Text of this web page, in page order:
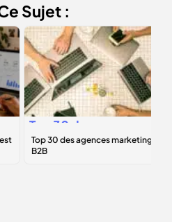
Sujet :
Top 30 des
agences
marketing B2B